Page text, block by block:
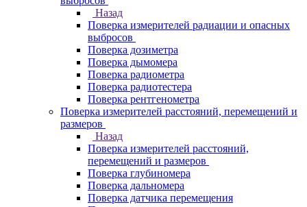
Назад
Поверка измерителей радиации и опасных
выбросов
Поверка дозиметра
Поверка дымомера
Поверка радиометра
Поверка радиотестера
Поверка рентгенометра
Поверка измерителей расстояний, перемещений и
размеров
Назад
Поверка измерителей расстояний,
перемещений и размеров
Поверка глубиномера
Поверка дальномера
Поверка датчика перемещения